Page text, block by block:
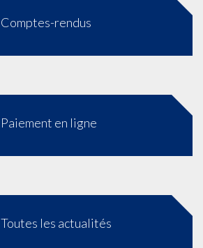
Comptes-rendus
Paiement en ligne
Toutes les actualités